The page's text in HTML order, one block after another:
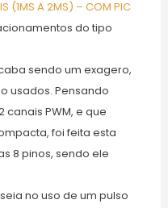
(1MS A 2MS) – COM PIC
do tipo
sendo um exagero,
usados. Pensando
PWM, e que
foi feita esta
8 pinos, sendo ele
no uso de um pulso